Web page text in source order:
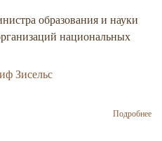
образования и науки
национальных
Зисельс
Подробнеео